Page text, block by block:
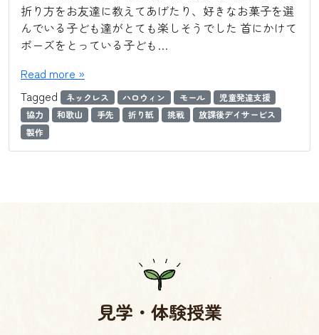
折り方をお友達に教えてあげたり、好きなお菓子を選
んでいる子ども達がとても楽しそうでした 首にかけて
ポーズをとっている子ども…
Read more »
Tagged
ネックレス ハロウィン モール
児童発達支援
協力
和歌山 手先 折り紙 挑戦
放課後デイサービス
製作
見学・体験授業